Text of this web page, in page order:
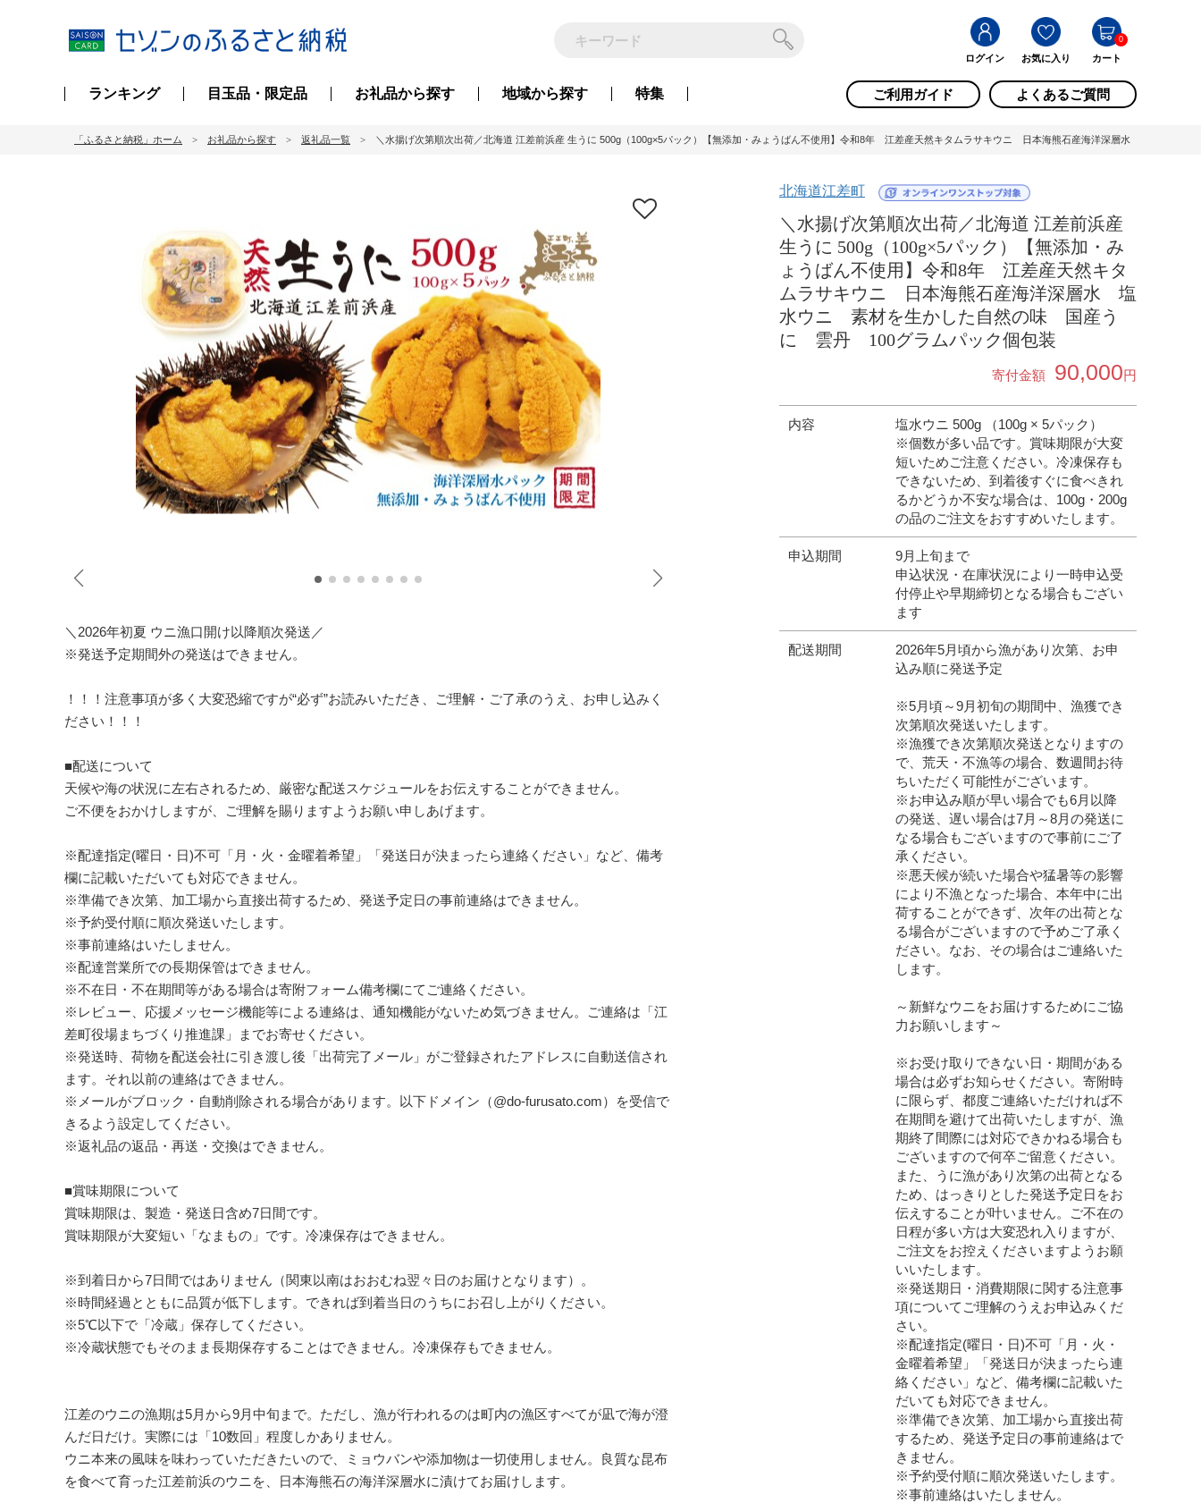
ログイン お気に入り カート
0
ランキング 目玉品・限定品 お礼品から探す 地域から探す 特集 ご利用ガイド よくあるご質問
「ふるさと納税」ホーム お礼品から探す 返礼品一覧 ＼水揚げ次第順次出荷／北海道 江差前浜産 生うに 500g（100g×5パック）【無添加・みょうばん不使用】令和8年 江差産天然キタムラサキウニ 日本海熊石産海洋深層水 塩水ウ
北海道江差町
＼水揚げ次第順次出荷／北海道 江差前浜産
生うに 500g（100g×5パック）【無添加・み
ょうばん不使用】令和8年 江差産天然キタ
ムラサキウニ 日本海熊石産海洋深層水 塩
水ウニ 素材を生かした自然の味 国産う
に 雲丹 100グラムパック個包装
寄付金額 90,000円
内容
塩水ウニ 500g （100g × 5パック）
※個数が多い品です。賞味期限が大変
短いためご注意ください。冷凍保存も
できないため、到着後すぐに食べきれ
るかどうか不安な場合は、100g・200g
の品のご注文をおすすめいたします。
申込期間
9月上旬まで
申込状況・在庫状況により一時申込受
付停止や早期締切となる場合もござい
ます
配送期間
2026年5月頃から漁があり次第、お申
込み順に発送予定
※5月頃～9月初旬の期間中、漁獲でき
次第順次発送いたします。
※漁獲でき次第順次発送となりますの
で、荒天・不漁等の場合、数週間お待
ちいただく可能性がございます。
※お申込み順が早い場合でも6月以降
の発送、遅い場合は7月～8月の発送に
なる場合もございますので事前にご了
承ください。
※悪天候が続いた場合や猛暑等の影響
により不漁となった場合、本年中に出
荷することができず、次年の出荷とな
る場合がございますので予めご了承く
ださい。なお、その場合はご連絡いた
します。
～新鮮なウニをお届けするためにご協
力お願いします～
※お受け取りできない日・期間がある
場合は必ずお知らせください。寄附時
に限らず、都度ご連絡いただければ不
在期間を避けて出荷いたしますが、漁
期終了間際には対応できかねる場合も
ございますので何卒ご留意ください。
また、うに漁があり次第の出荷となる
ため、はっきりとした発送予定日をお
伝えすることが叶いません。ご不在の
日程が多い方は大変恐れ入りますが、
ご注文をお控えくださいますようお願
いいたします。
※発送期日・消費期限に関する注意事
項についてご理解のうえお申込みくだ
さい。
※配達指定(曜日・日)不可「月・火・
金曜着希望」「発送日が決まったら連
絡ください」など、備考欄に記載いた
だいても対応できません。
※準備でき次第、加工場から直接出荷
するため、発送予定日の事前連絡はで
きません。
※予約受付順に順次発送いたします。
※事前連絡はいたしません。
＼2026年初夏 ウニ漁口開け以降順次発送／
※発送予定期間外の発送はできません。
！！！注意事項が多く大変恐縮ですが“必ず”お読みいただき、ご理解・ご了承のうえ、お申し込みく
ださい！！！
■配送について
天候や海の状況に左右されるため、厳密な配送スケジュールをお伝えすることができません。
ご不便をおかけしますが、ご理解を賜りますようお願い申しあげます。
※配達指定(曜日・日)不可「月・火・金曜着希望」「発送日が決まったら連絡ください」など、備考
欄に記載いただいても対応できません。
※準備でき次第、加工場から直接出荷するため、発送予定日の事前連絡はできません。
※予約受付順に順次発送いたします。
※事前連絡はいたしません。
※配達営業所での長期保管はできません。
※不在日・不在期間等がある場合は寄附フォーム備考欄にてご連絡ください。
※レビュー、応援メッセージ機能等による連絡は、通知機能がないため気づきません。ご連絡は「江
差町役場まちづくり推進課」までお寄せください。
※発送時、荷物を配送会社に引き渡し後「出荷完了メール」がご登録されたアドレスに自動送信され
ます。それ以前の連絡はできません。
※メールがブロック・自動削除される場合があります。以下ドメイン（@do-furusato.com）を受信で
きるよう設定してください。
※返礼品の返品・再送・交換はできません。
■賞味期限について
賞味期限は、製造・発送日含め7日間です。
賞味期限が大変短い「なまもの」です。冷凍保存はできません。
※到着日から7日間ではありません（関東以南はおおむね翌々日のお届けとなります）。
※時間経過とともに品質が低下します。できれば到着当日のうちにお召し上がりください。
※5℃以下で「冷蔵」保存してください。
※冷蔵状態でもそのまま長期保存することはできません。冷凍保存もできません。
江差のウニの漁期は5月から9月中旬まで。ただし、漁が行われるのは町内の漁区すべてが凪で海が澄
んだ日だけ。実際には「10数回」程度しかありません。
ウニ本来の風味を味わっていただきたいので、ミョウバンや添加物は一切使用しません。良質な昆布
を食べて育った江差前浜のウニを、日本海熊石の海洋深層水に漬けてお届けします。